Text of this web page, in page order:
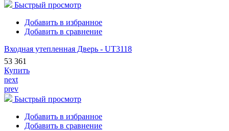
Быстрый просмотр
Добавить в избранное
Добавить в сравнение
Входная утепленная Дверь - UT3118
53 361
Купить
next
prev
Быстрый просмотр
Добавить в избранное
Добавить в сравнение